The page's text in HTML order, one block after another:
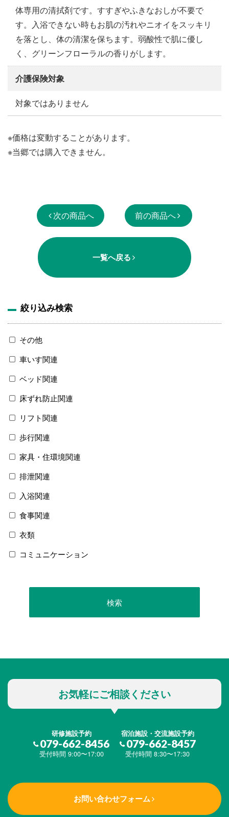
体専用の清拭剤です。すすぎやふきなおしが不要で
す。入浴できない時もお肌の汚れやニオイをスッキリ
を落とし、体の清潔を保ちます。弱酸性で肌に優し
く、グリーンフローラルの香りがします。
介護保険対象
対象ではありません
※価格は変動することがあります。
※当郷では購入できません。
次の商品へ 前の商品へ
一覧へ戻る
絞り込み検索
その他
車いす関連
ベッド関連
床ずれ防止関連
リフト関連
歩行関連
家具・住環境関連
排泄関連
入浴関連
食事関連
衣類
コミュニケーション
お気軽にご相談ください
研修施設予約
079-662-8456
受付時間 9:00〜17:00
宿泊施設・交流施設予約
079-662-8457
受付時間 8:30〜17:30
お問い合わせフォーム